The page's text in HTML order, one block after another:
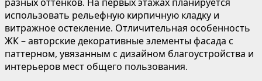
использовать рельефную кирпичную кладку и
витражное остекление. Отличительная особенность
ЖК – авторские декоративные элементы фасада с
паттерном, увязанным с дизайном благоустройства и
интерьеров мест общего пользования.